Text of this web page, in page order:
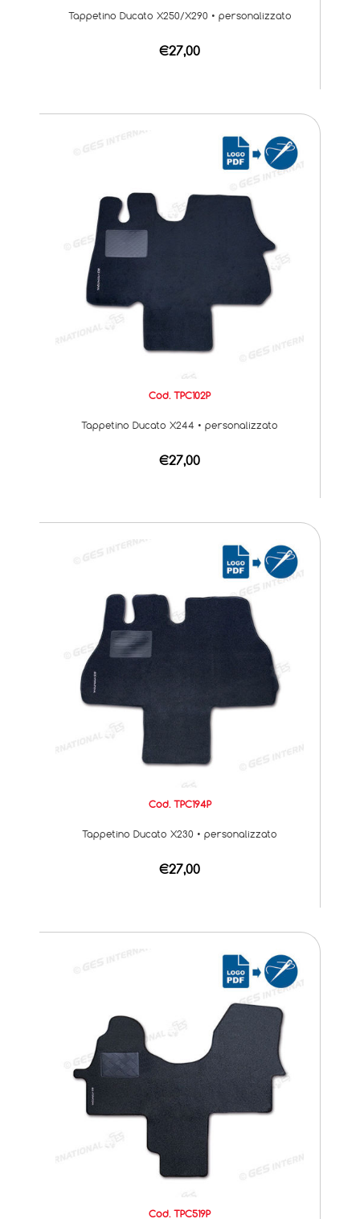
Tappetino Ducato X250/X290 • personalizzato
€27,00
Cod. TPC102P
Tappetino Ducato X244 • personalizzato
€27,00
Cod. TPC194P
Tappetino Ducato X230 • personalizzato
€27,00
Cod. TPC519P